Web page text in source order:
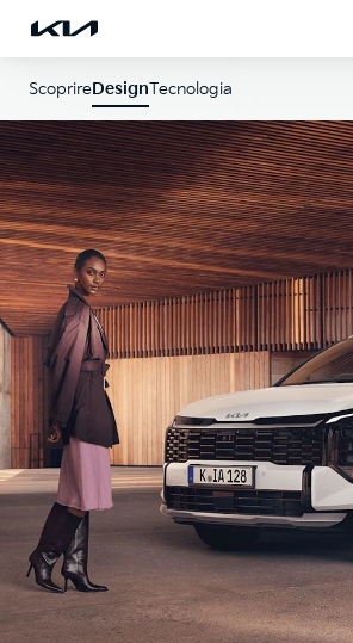
ScoprireDesignTecnologia